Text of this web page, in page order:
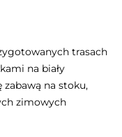
trasach
na biały
zabawą na stoku,
zimowych